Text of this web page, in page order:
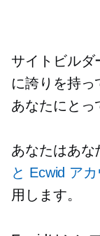
サイトビルダ
に誇りを持っ
あなたにとっ
あなたはあな
と Ecwid アカ
用します。